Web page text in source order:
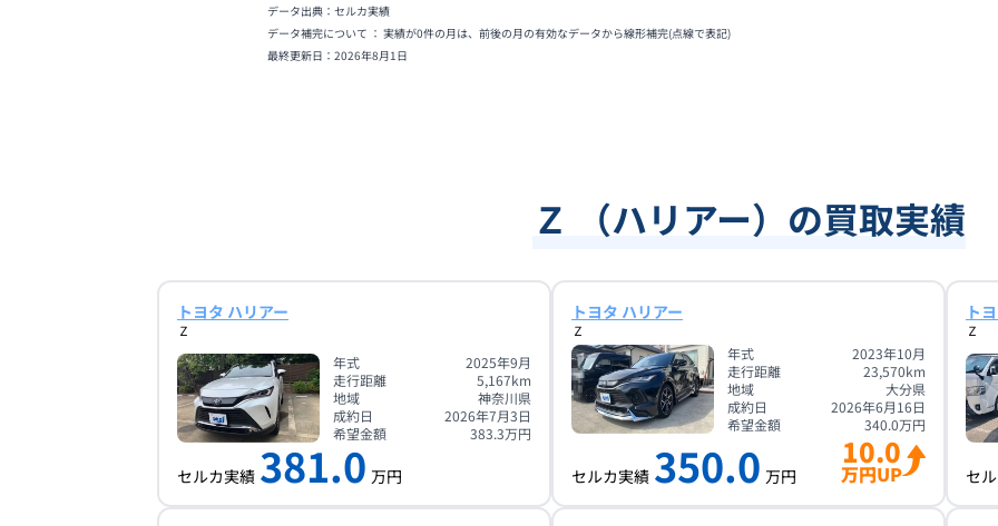
データ出典：セルカ実績
データ補完について ： 実績が0件の月は、前後の月の有効なデータから線形補完(点線で表記)
最終更新日： 2026年8月1日
Ｚ （ハリアー）の買取実績
トヨタ ハリアー
Ｚ
年式
2025年9月
走行距離
5,167km
地域
神奈川県
成約日
2026年7月3日
希望金額
383.3万円
セルカ実績 381.0 万円
トヨタ ハリアー
Ｚ
年式
2023年10月
走行距離
23,570km
地域
大分県
成約日
2026年6月16日
希望金額
340.0万円
セルカ実績 350.0 万円
10.0
万円UP
ト
Ｚ
セ